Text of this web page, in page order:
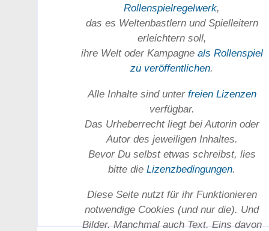
Rollen­spielregel­werk,
das es Welten­bastlern und Spiel­leitern
erleichtern soll,
ihre Welt oder Kam­pagne als Rollenspiel
zu ver­öffent­lichen.
Alle Inhalte sind unter freien Lizenzen
verfügbar.
Das Urheber­recht liegt bei Autorin oder
Autor des jeweiligen In­haltes.
Bevor Du selbst etwas schreibst, lies
bitte dieLizenz­bedingungen.
Diese Seite nutzt für ihr Funktionieren
notwendige Cookies (und nur die). Und
Bilder. Manchmal auch Text. Eins davon